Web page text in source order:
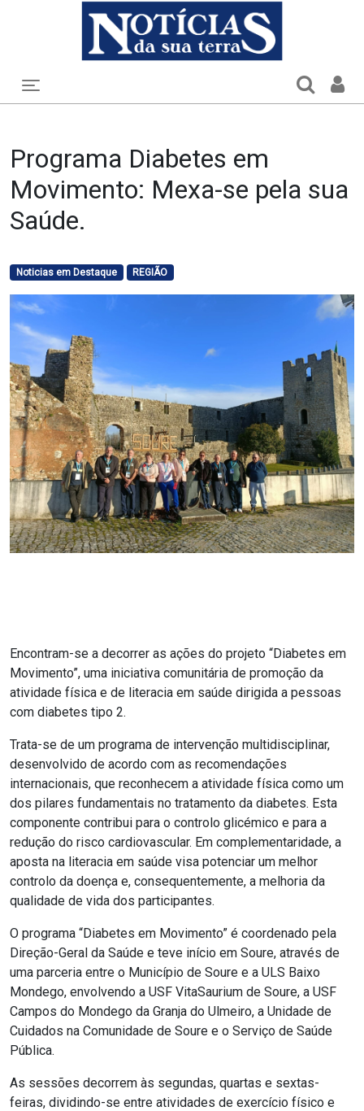
Toggle navigation
Programa Diabetes em
Movimento: Mexa-se pela sua
Saúde.
Noticias em Destaque REGIÃO
Encontram-se a decorrer as ações do projeto “Diabetes em
Movimento”, uma iniciativa comunitária de promoção da
atividade física e de literacia em saúde dirigida a pessoas
com diabetes tipo 2.
Trata-se de um programa de intervenção multidisciplinar,
desenvolvido de acordo com as recomendações
internacionais, que reconhecem a atividade física como um
dos pilares fundamentais no tratamento da diabetes. Esta
componente contribui para o controlo glicémico e para a
redução do risco cardiovascular. Em complementaridade, a
aposta na literacia em saúde visa potenciar um melhor
controlo da doença e, consequentemente, a melhoria da
qualidade de vida dos participantes.
O programa “Diabetes em Movimento” é coordenado pela
Direção-Geral da Saúde e teve início em Soure, através de
uma parceria entre o Município de Soure e a ULS Baixo
Mondego, envolvendo a USF VitaSaurium de Soure, a USF
Campos do Mondego da Granja do Ulmeiro, a Unidade de
Cuidados na Comunidade de Soure e o Serviço de Saúde
Pública.
As sessões decorrem às segundas, quartas e sextas-
feiras, dividindo-se entre atividades de exercício físico e